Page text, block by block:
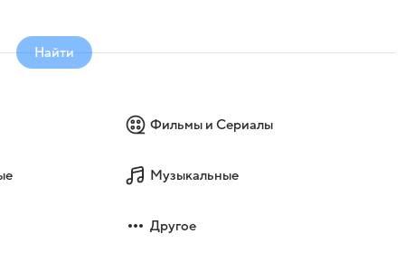
Найти
Фильмы и Сериалы
Музыкальные
Другое